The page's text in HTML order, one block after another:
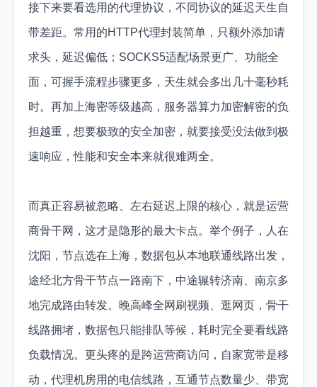
接下来要看选用的代理协议，不同协议的延迟天生自
带差距。常用的HTTP代理封装简单，只额外添加请
求头，延迟偏低；SOCKS5适配场景更广、功能全
面，可握手流程步骤更多，天生就会多出几十毫秒耗
时。再加上海密等级越高，服务器算力加密解密的负
担越重，想要极致的安全加密，就要接受没法做到极
速响应，性能和安全本来就很难两全。
而真正容易被忽略、左右延迟上限的核心，就是运营
商骨干网，这才是隐形的最大卡点。举个例子，人在
沈阳，节点选在上海，数据包从本地联通线路出发，
途经北方骨干节点一路南下，中途辗转济南、南京多
地完成路由转发。晚高峰全网刷视频、逛网页，骨干
线路拥堵，数据包只能排队等候，耗时完全要看线路
负载情况。更头疼的是跨运营商访问，自家宽带是移
动，代理机房用的电信线路，互通节点数量少、带宽